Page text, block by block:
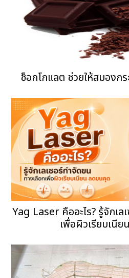
ช็อกโกแลต ช่วยให้สมองกร
Yag Laser คืออะไร? รู้จักเล
เพื่อผิวเรียบเนี